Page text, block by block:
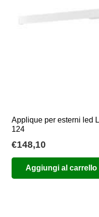
nella
Applique per esterni led
124
€148,10
Aggiungi al carrello